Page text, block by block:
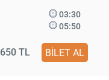
03:30
05:50
650 TL BİLET AL